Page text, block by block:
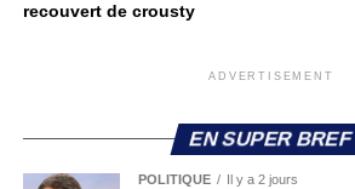
recouvert de crousty
ADVERTISEMENT
EN SUPER BREF
POLITIQUE Il y a 2 jours